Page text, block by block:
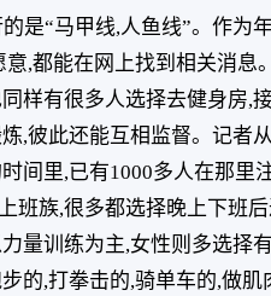
是“马甲线,人鱼线”。作为
意,都能在网上找到相关消息
样有很多人选择去健身房,
,彼此还能互相监督。记者
间里,已有1000多人在那里
班族,很多都选择晚上下班
量训练为主,女性则多选择
的,打拳击的,骑单车的,做